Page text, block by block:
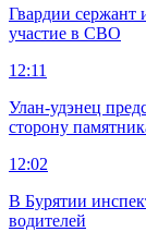
Гвардии сержант
участие в СВО
12:11
Улан-удэнец
сторону
12:02
В Бурятии
водителей